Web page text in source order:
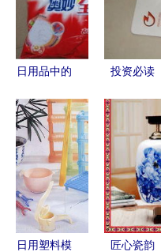
日用品中的
让平凡物品
点亮日常
投资必读
华高塑料五
金日用品厂
烧烤加盟十
问十答·第
一讲
日用塑料模
匠心瓷韵